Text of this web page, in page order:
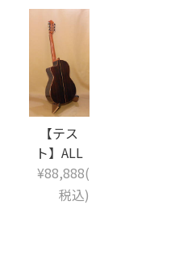
【テス
ト】ALL
¥88,888(
税込)